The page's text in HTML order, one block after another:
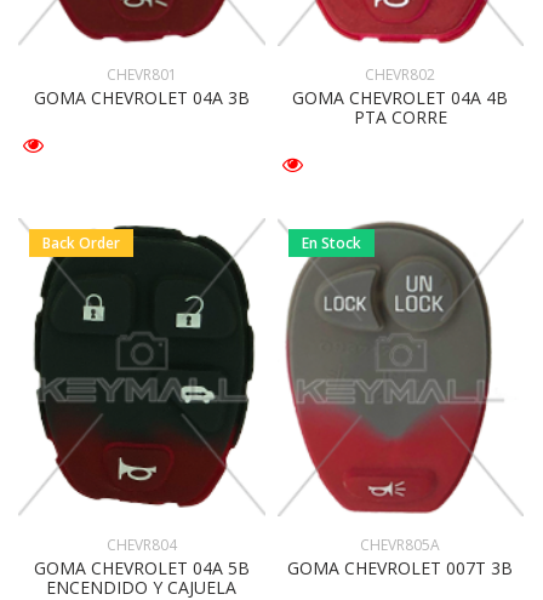
CHEVR801
GOMA CHEVROLET 04A 3B
CHEVR802
GOMA CHEVROLET 04A 4B
PTA CORRE
Back Order
CHEVR804
GOMA CHEVROLET 04A 5B
ENCENDIDO Y CAJUELA
En Stock
CHEVR805A
GOMA CHEVROLET 007T 3B